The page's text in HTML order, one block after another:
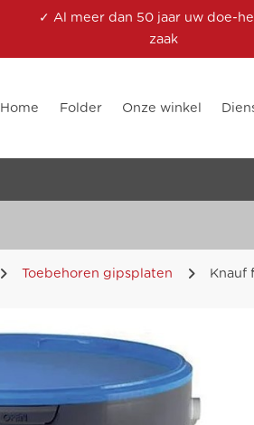
✓ Al meer dan 50 jaar uw doe-
zaak
Home Folder Onze winkel
Toebehoren gipsplaten Knauf